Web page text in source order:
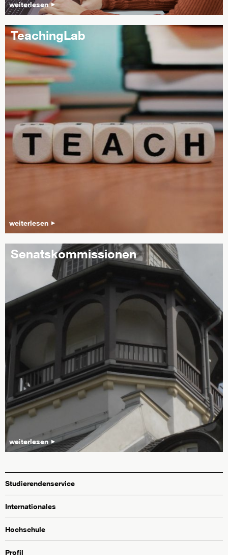
weiterlesen
TeachingLab
weiterlesen
Senatskommissionen
weiterlesen
Studierendenservice
Internationales
Hochschule
Profil